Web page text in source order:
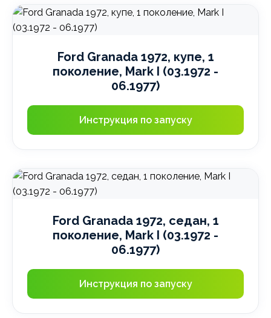
Ford Granada 1972, купе, 1
поколение, Mark I (03.1972 -
06.1977)
Инструкция по запуску
Ford Granada 1972, седан, 1
поколение, Mark I (03.1972 -
06.1977)
Инструкция по запуску